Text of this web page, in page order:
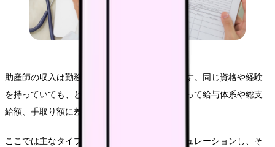
助産師の収入は勤務先によって大きく異なります。同じ資格や経験
を持っていても、どのような施設で働くかによって給与体系や総支
給額、手取り額に差が生じます。
ここでは主なタイプ別に初任給と手取りをシミュレーションし、そ